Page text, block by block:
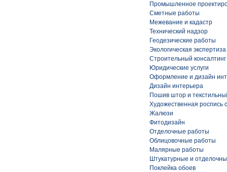
Промышленное
Сметные работы
Межевание и кадастр
Технический надзор
Геодезические работы
Экологическая экспертиза
Строительный консалтинг
Юридические услуги
Оформление и дизайн
Дизайн интерьера
Пошив штор и
Художественная роспись
Жалюзи
Фитодизайн
Отделочные работы
Облицовочные работы
Малярные работы
Штукатурные и
Поклейка обоев